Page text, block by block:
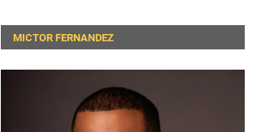
MICTOR FERNANDEZ